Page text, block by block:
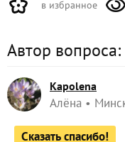
в избранное
Автор вопроса:
Kapolena
Алёна
Сказать спасибо!